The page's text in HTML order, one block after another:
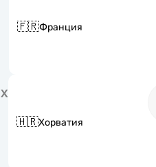
🇫🇷Франция
Х
🇭🇷Хорватия